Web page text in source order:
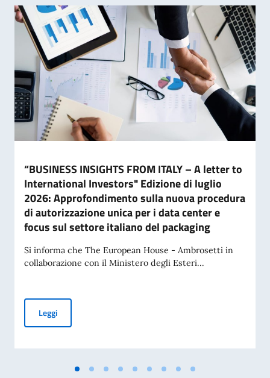
“BUSINESS INSIGHTS FROM ITALY – A letter to
International Investors" Edizione di luglio
2026: Approfondimento sulla nuova procedura
di autorizzazione unica per i data center e
focus sul settore italiano del packaging
Si informa che The European House - Ambrosetti in
collaborazione con il Ministero degli Esteri...
Leggi“BUSINESS INSIGHTS FROM ITALY – A letter to